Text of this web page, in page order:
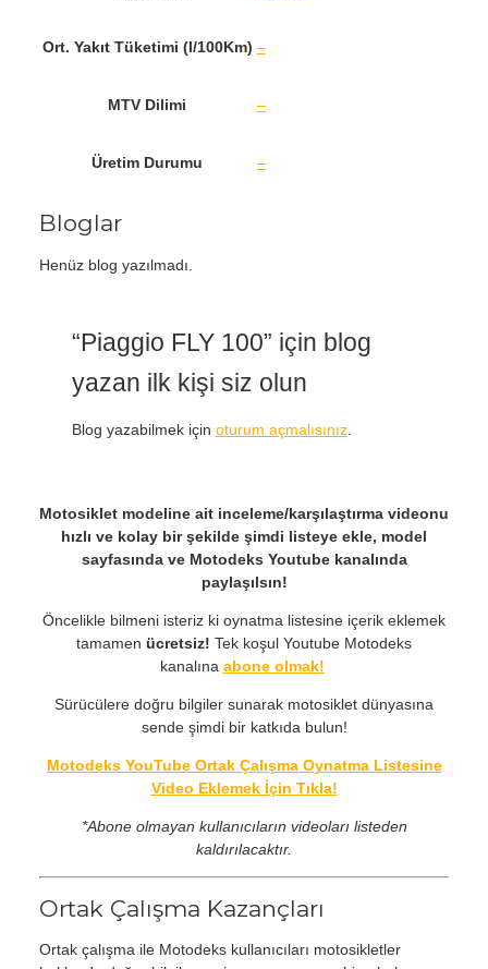
Ort. Yakıt Tüketimi (l/100Km) –
MTV Dilimi –
Üretim Durumu –
Bloglar
Henüz blog yazılmadı.
“Piaggio FLY 100” için blog
yazan ilk kişi siz olun
Blog yazabilmek için oturum açmalısınız.
Motosiklet modeline ait inceleme/karşılaştırma videonu
hızlı ve kolay bir şekilde şimdi listeye ekle, model
sayfasında ve Motodeks Youtube kanalında
paylaşılsın!
Öncelikle bilmeni isteriz ki oynatma listesine içerik eklemek
tamamen ücretsiz! Tek koşul Youtube Motodeks
kanalına abone olmak!
Sürücülere doğru bilgiler sunarak motosiklet dünyasına
sende şimdi bir katkıda bulun!
Motodeks YouTube Ortak Çalışma Oynatma Listesine
Video Eklemek İçin Tıkla!
*Abone olmayan kullanıcıların videoları listeden
kaldırılacaktır.
Ortak Çalışma Kazançları
Ortak çalışma ile Motodeks kullanıcıları motosikletler